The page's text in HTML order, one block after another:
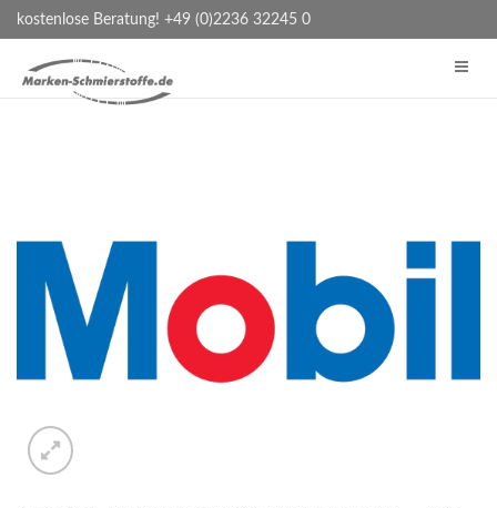
kostenlose Beratung! +49 (0)2236 32245 0